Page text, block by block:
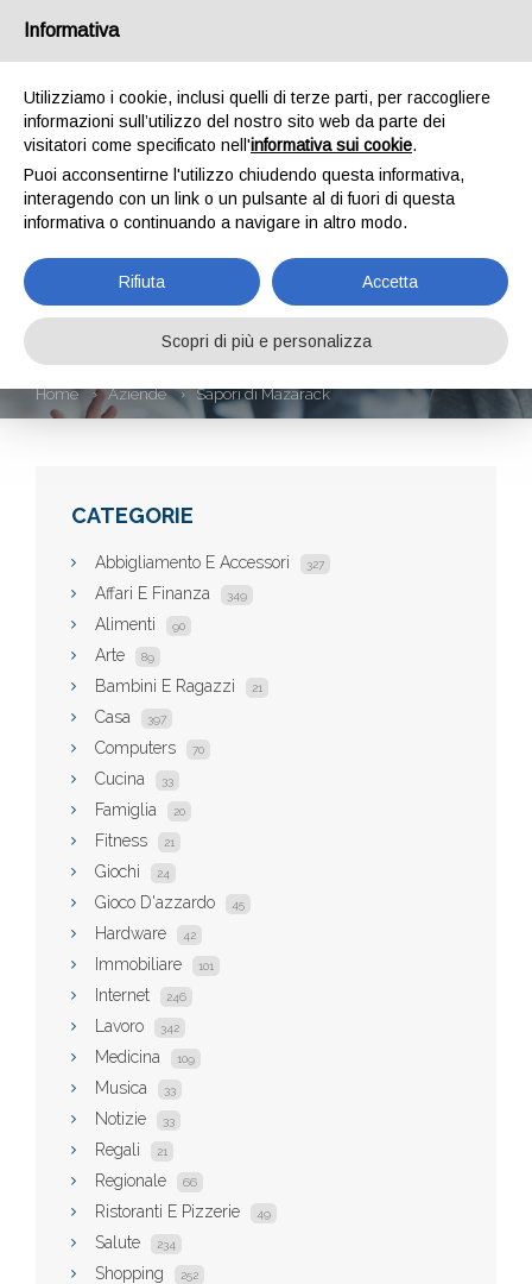
SAPORI DI
MAZARACK
Home Aziende Sapori di Mazarack
CATEGORIE
Abbigliamento E Accessori 327
Affari E Finanza 349
Alimenti 90
Arte 89
Bambini E Ragazzi 21
Casa 397
Computers 70
Cucina 33
Famiglia 20
Fitness 21
Giochi 24
Gioco D'azzardo 45
Hardware 42
Immobiliare 101
Internet 246
Lavoro 342
Medicina 109
Musica 33
Notizie 33
Regali 21
Regionale 66
Ristoranti E Pizzerie 49
Salute 234
Shopping 252
Informativa
Utilizziamo i cookie, inclusi quelli di terze parti, per raccogliere
informazioni sull’utilizzo del nostro sito web da parte dei
visitatori come specificato nell'informativa sui cookie.
Puoi acconsentirne l'utilizzo chiudendo questa informativa,
interagendo con un link o un pulsante al di fuori di questa
informativa o continuando a navigare in altro modo.
Rifiuta Accetta
Scopri di più e personalizza